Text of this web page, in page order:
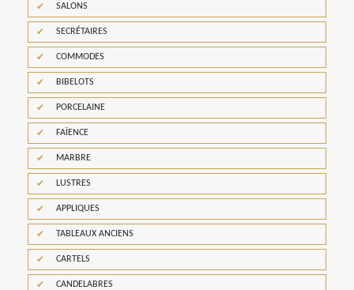
SALONS
SECRÉTAIRES
COMMODES
BIBELOTS
PORCELAINE
FAÏENCE
MARBRE
LUSTRES
APPLIQUES
TABLEAUX ANCIENS
CARTELS
CANDELABRES